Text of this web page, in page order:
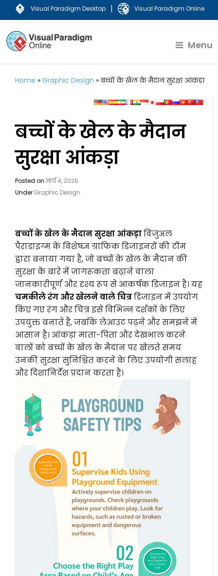
Visual Paradigm Desktop | Visual Paradigm Online
Menu
Home »Graphic Design »बच्चों के खेल के मैदान सुरक्षा आंकड़ा
बच्चों के खेल के मैदान
सुरक्षा आंकड़ा
Posted onमार्च 4, 2026
Under Graphic Design
बच्चों के खेल के मैदान सुरक्षा आंकड़ाविजुअल
पैराडाइग्म के विशेषज्ञ ग्राफिक डिजाइनरों की टीम
द्वारा बनाया गया है, जो बच्चों के खेल के मैदान की
सुरक्षा के बारे में जागरूकता बढ़ाने वाला
जानकारीपूर्ण और दृश्य रूप से आकर्षक डिजाइन है। यह
चमकीले रंग और खेलने वाले चित्रडिजाइन में उपयोग
किए गए रंग और चित्र इसे विभिन्न दर्शकों के लिए
उपयुक्त बनाते हैं, जबकि लेआउट पढ़ने और समझने में
आसान है। आंकड़ा माता-पिता और देखभाल करने
वालों को बच्चों के खेल के मैदान पर खेलते समय
उनकी सुरक्षा सुनिश्चित करने के लिए उपयोगी सलाह
और दिशानिर्देश प्रदान करता है।